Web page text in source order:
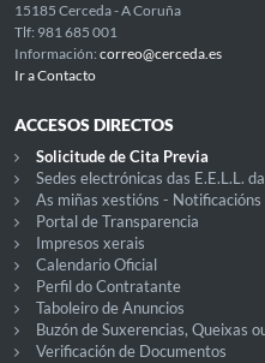
15185 Cerceda - A Coruña
Tlf: 981 685 001
Información: correo@cerceda.es
Ir a Contacto
ACCESOS DIRECTOS
Solicitude de Cita Previa
Sedes electrónicas das E.E.L.L.
As miñas xestións - Notificacións
Portal de Transparencia
Impresos xerais
Calendario Oficial
Perfil do Contratante
Taboleiro de Anuncios
Buzón de Suxerencias, Queixas
Verificación de Documentos